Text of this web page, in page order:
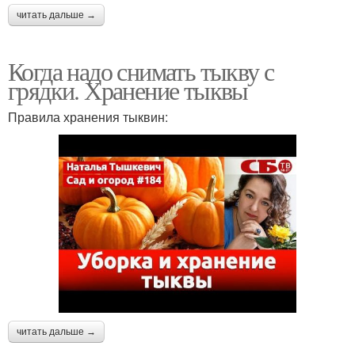
читать дальше →
Когда надо снимать тыкву с
грядки. Хранение тыквы
Правила хранения тыквин:
читать дальше →